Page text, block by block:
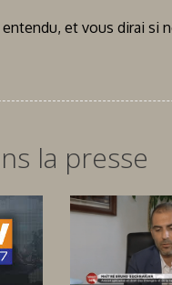
et vous dirai si
la presse